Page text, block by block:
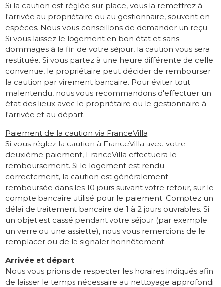
Si la caution est réglée sur place, vous la remettrez à
l'arrivée au propriétaire ou au gestionnaire, souvent en
espèces. Nous vous conseillons de demander un reçu.
Si vous laissez le logement en bon état et sans
dommages à la fin de votre séjour, la caution vous sera
restituée. Si vous partez à une heure différente de celle
convenue, le propriétaire peut décider de rembourser
la caution par virement bancaire. Pour éviter tout
malentendu, nous vous recommandons d'effectuer un
état des lieux avec le propriétaire ou le gestionnaire à
l'arrivée et au départ.
Paiement de la caution via FranceVilla
Si vous réglez la caution à FranceVilla avec votre
deuxième paiement, FranceVilla effectuera le
remboursement. Si le logement est rendu
correctement, la caution est généralement
remboursée dans les 10 jours suivant votre retour, sur le
compte bancaire utilisé pour le paiement. Comptez un
délai de traitement bancaire de 1 à 2 jours ouvrables. Si
un objet est cassé pendant votre séjour (par exemple
un verre ou une assiette), nous vous remercions de le
remplacer ou de le signaler honnêtement.
Arrivée et départ
Nous vous prions de respecter les horaires indiqués afin
de laisser le temps nécessaire au nettoyage approfondi